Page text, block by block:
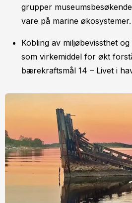
grupper
vare på marine økosystemer.
Kobling av miljøbevissthet
som virkemiddel for økt
bærekraftsmål 14 – Livet i